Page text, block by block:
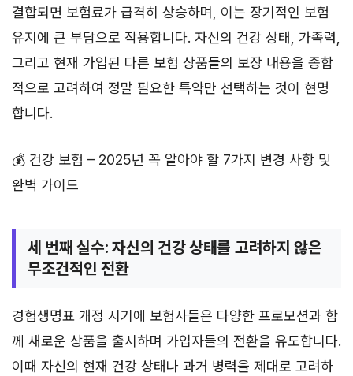
결합되면 보험료가 급격히 상승하며, 이는 장기적인 보험
유지에 큰 부담으로 작용합니다. 자신의 건강 상태, 가족력,
그리고 현재 가입된 다른 보험 상품들의 보장 내용을 종합
적으로 고려하여 정말 필요한 특약만 선택하는 것이 현명
합니다.
💰 건강 보험 – 2025년 꼭 알아야 할 7가지 변경 사항 및
완벽 가이드
세 번째 실수: 자신의 건강 상태를 고려하지 않은
무조건적인 전환
경험생명표 개정 시기에 보험사들은 다양한 프로모션과 함
께 새로운 상품을 출시하며 가입자들의 전환을 유도합니다.
이때 자신의 현재 건강 상태나 과거 병력을 제대로 고려하